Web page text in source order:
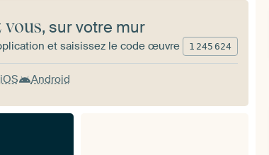
vous, sur votre mur
et saisissez le code œuvre 1 245 624
iOS Android